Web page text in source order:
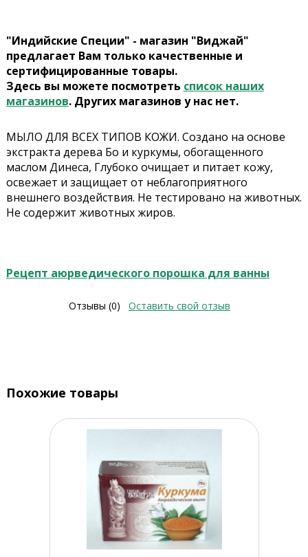
"Индийские Специи" - магазин "Виджай"
предлагает Вам только качественные и
сертифицированные товары.
Здесь вы можете посмотреть список наших
магазинов. Других магазинов у нас нет.
МЫЛО ДЛЯ ВСЕХ ТИПОВ КОЖИ. Создано на основе
экстракта дерева Бо и куркумы, обогащенного
маслом Динеса, Глубоко очищает и питает кожу,
освежает и защищает от неблагоприятного
внешнего воздействия. Не тестировано на животных.
Не содержит животных жиров.
Рецепт аюрведического порошка для ванны
Отзывы (0) Оставить свой отзыв
Похожие товары